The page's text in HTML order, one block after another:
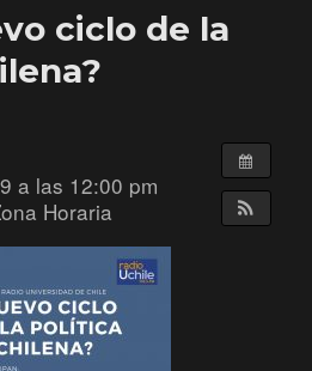
ciclo de la
a las 12:00 pm
Horaria